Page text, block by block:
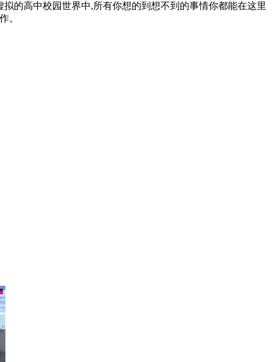
的高中校园世界中,所有你想的到想不到的事情你都能在这里
。